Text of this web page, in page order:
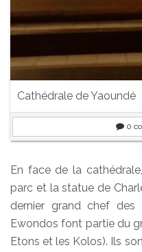
Cathédrale de Yaoundé
0
En face de la
parc et la statue de
dernier grand chef des
Ewondos font partie du
Etons et les Kolos). Ils